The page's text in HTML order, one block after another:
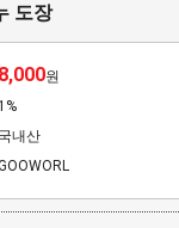
도장
8,000원
1%
국내산